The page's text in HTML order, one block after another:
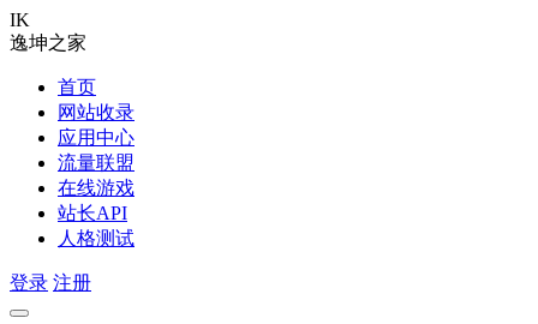
IK
逸坤之家
首页
网站收录
应用中心
流量联盟
在线游戏
站长API
人格测试
登录 注册